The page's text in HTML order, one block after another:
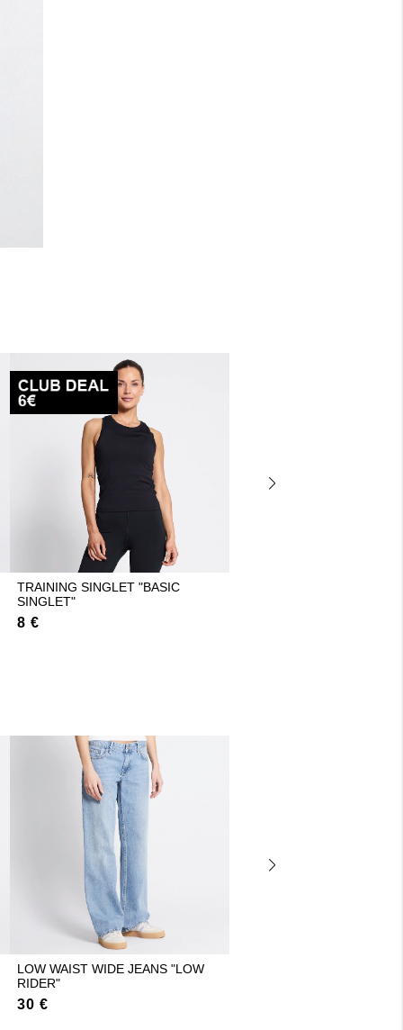
TRAINING SINGLET "BASIC
SINGLET"
8 €
LOW WAIST WIDE JEANS "LOW
RIDER"
30 €